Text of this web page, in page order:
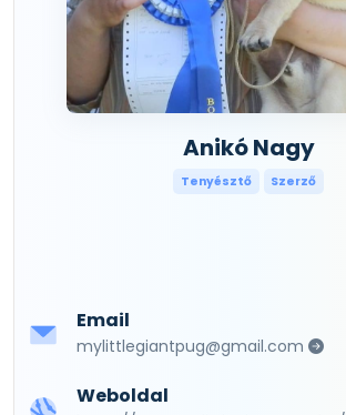
Anikó Nagy
Tenyésztő Szerző
Email
mylittlegiantpug@gmail.com
Weboldal